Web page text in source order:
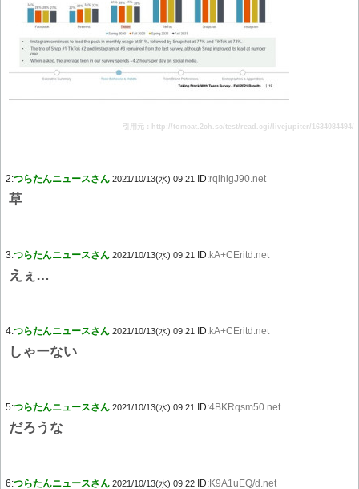
引用元：http://tomcat.2ch.sc/test/read.cgi/livejupiter/1634084494/
2:つらたんニュースさん 2021/10/13(水) 09:21 ID:rqlhigJ90.net
草
3:つらたんニュースさん 2021/10/13(水) 09:21 ID:kA+CEritd.net
えぇ…
4:つらたんニュースさん 2021/10/13(水) 09:21 ID:kA+CEritd.net
しゃーない
5:つらたんニュースさん 2021/10/13(水) 09:21 ID:4BKRqsm50.net
だろうな
6:つらたんニュースさん 2021/10/13(水) 09:22 ID:K9A1uEQ/d.net